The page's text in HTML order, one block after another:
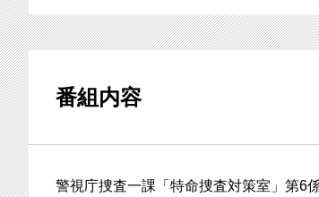
番組内容
警視庁捜査一課「特命捜査対策室」第6